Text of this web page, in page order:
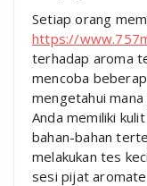
Setiap orang
https://
terhadap aroma
mencoba
mengetahui mana
Anda memiliki
bahan-bahan
melakukan tes
sesi pijat